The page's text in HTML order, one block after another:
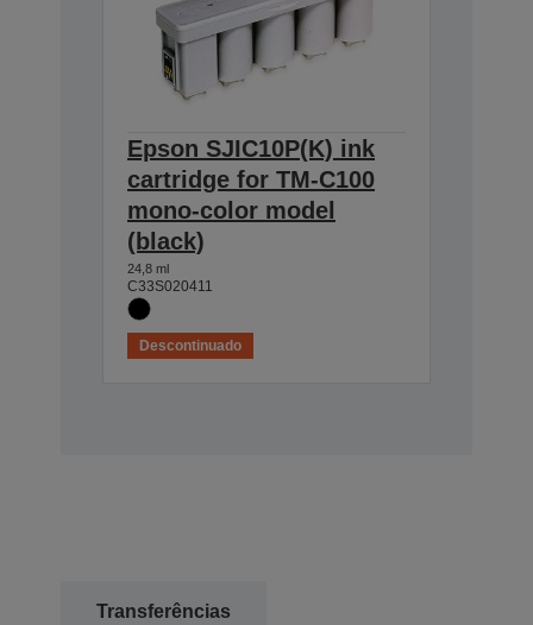
Epson SJIC10P(K) ink
cartridge for TM-C100
mono-color model
(black)
24,8 ml
C33S020411
Descontinuado
Transferências